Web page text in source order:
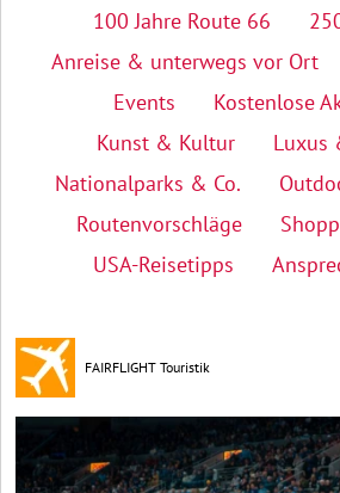
100 Jahre Route 66
Anreise & unterwegs vor Ort
Events
Kostenlose
Kunst & Kultur
Luxus
Nationalparks & Co.
Routenvorschläge
USA-Reisetipps
FAIRFLIGHT Touristik